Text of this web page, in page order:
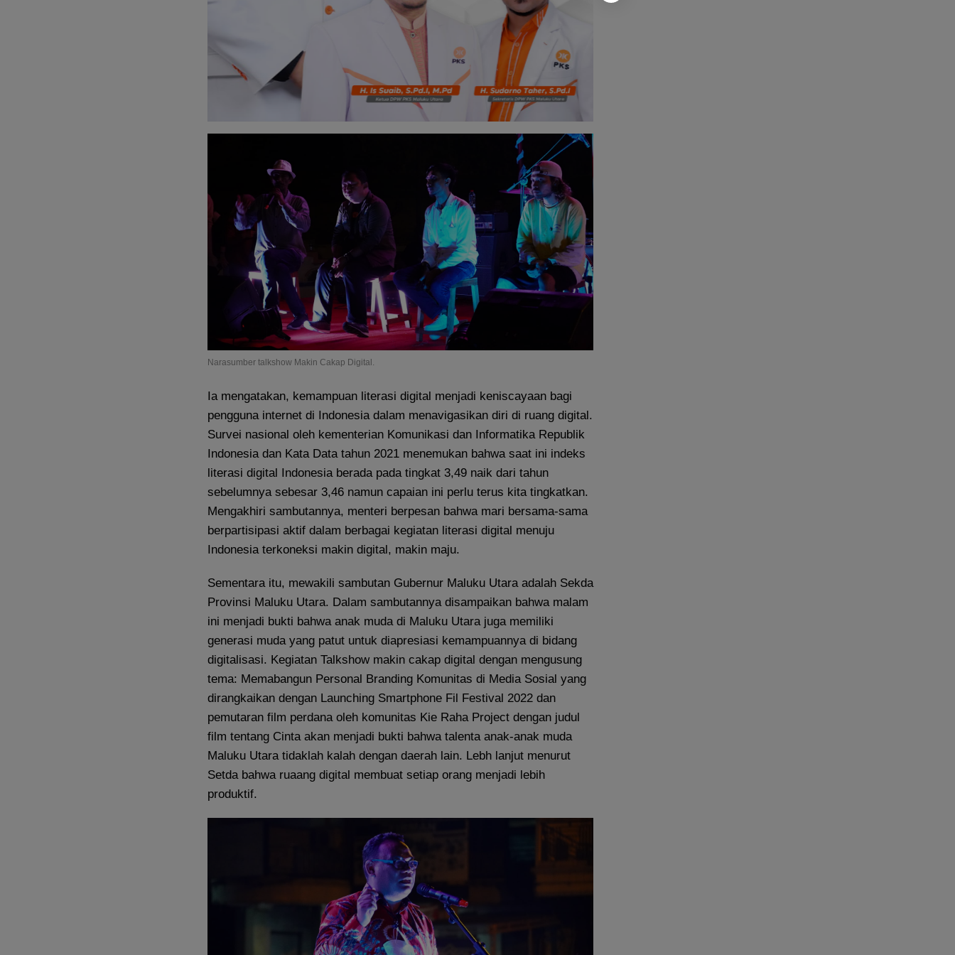
Narasumber talkshow Makin Cakap Digital.
Ia mengatakan, kemampuan literasi digital menjadi keniscayaan bagi
pengguna internet di Indonesia dalam menavigasikan diri di ruang digital.
Survei nasional oleh kementerian Komunikasi dan Informatika Republik
Indonesia dan Kata Data tahun 2021 menemukan bahwa saat ini indeks
literasi digital Indonesia berada pada tingkat 3,49 naik dari tahun
sebelumnya sebesar 3,46 namun capaian ini perlu terus kita tingkatkan.
Mengakhiri sambutannya, menteri berpesan bahwa mari bersama-sama
berpartisipasi aktif dalam berbagai kegiatan literasi digital menuju
Indonesia terkoneksi makin digital, makin maju.
Sementara itu, mewakili sambutan Gubernur Maluku Utara adalah Sekda
Provinsi Maluku Utara. Dalam sambutannya disampaikan bahwa malam
ini menjadi bukti bahwa anak muda di Maluku Utara juga memiliki
generasi muda yang patut untuk diapresiasi kemampuannya di bidang
digitalisasi. Kegiatan Talkshow makin cakap digital dengan mengusung
tema: Memabangun Personal Branding Komunitas di Media Sosial yang
dirangkaikan dengan Launching Smartphone Fil Festival 2022 dan
pemutaran film perdana oleh komunitas Kie Raha Project dengan judul
film tentang Cinta akan menjadi bukti bahwa talenta anak-anak muda
Maluku Utara tidaklah kalah dengan daerah lain. Lebh lanjut menurut
Setda bahwa ruaang digital membuat setiap orang menjadi lebih
produktif.